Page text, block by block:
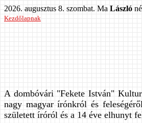
2026. augusztus 8. szombat. Ma László
Kezdőlapnak
A dombóvári "Fekete István"
nagy magyar írónkról és
született íróról és a 14 éve elhunyt